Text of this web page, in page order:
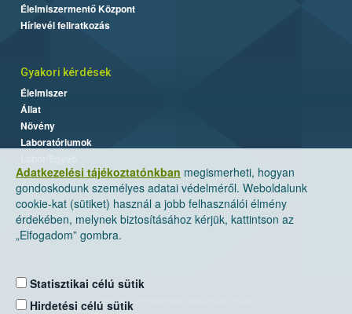
Adatkezelési tájékoztatónkban megismerheti, hogyan
gondoskodunk személyes adatai védelméről. Weboldalunk
cookie-kat (sütiket) használ a jobb felhasználói élmény
érdekében, melynek biztosításához kérjük, kattintson az
„Elfogadom” gombra.
Statisztikai célú sütik
Hirdetési célú sütik
Élelmiszermentő Központ
Hírlevél feliratkozás
Gyakori kérdések
Élelmiszer
Állat
Növény
Laboratóriumok
Nemzeti Élelmiszerlánc-biztonsági Hivatal